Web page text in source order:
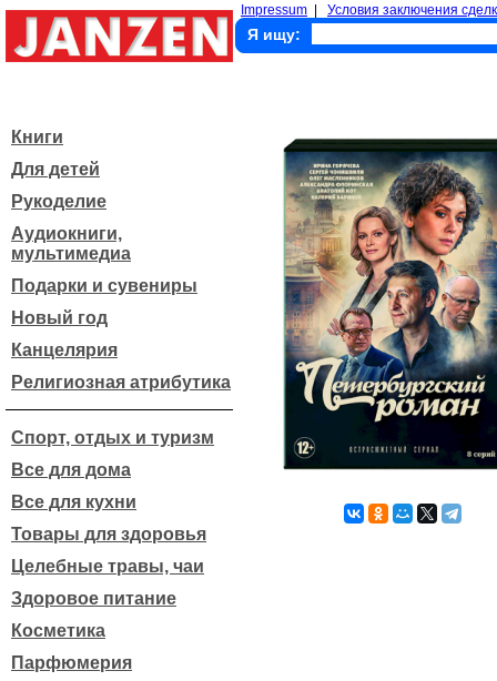
Impressum Условия заключения
Я ищу:
Книги
Для детей
Рукоделие
Аудиокниги,
мультимедиа
Подарки и сувениры
Новый год
Канцелярия
Религиозная атрибутика
Спорт, отдых и туризм
Все для дома
Все для кухни
Товары для здоровья
Целебные травы, чаи
Здоровое питание
Косметика
Парфюмерия